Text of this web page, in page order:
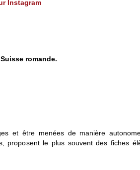
Instagram
romande.
et être menées de manière
proposent le plus souvent des fiches